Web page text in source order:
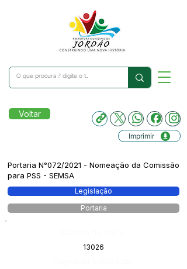
Voltar
Imprimir
Portaria N°072/2021 - Nomeação da Comissão
para PSS - SEMSA
Legislação
Portaria
13026